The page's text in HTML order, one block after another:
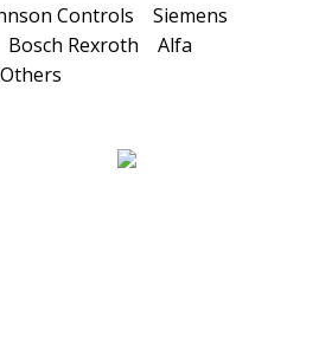
Controls
Siemens
Bosch Rexroth
Alfa
Others